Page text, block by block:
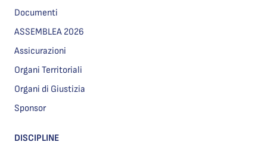
Documenti
ASSEMBLEA 2026
Assicurazioni
Organi Territoriali
Organi di Giustizia
Sponsor
DISCIPLINE